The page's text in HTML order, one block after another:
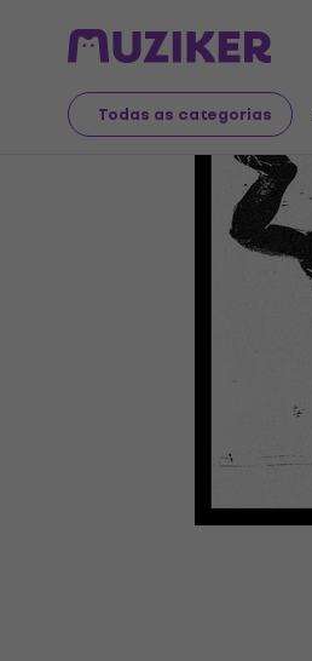
Todas as categorias
Discos LP e CDs LPs de vinil